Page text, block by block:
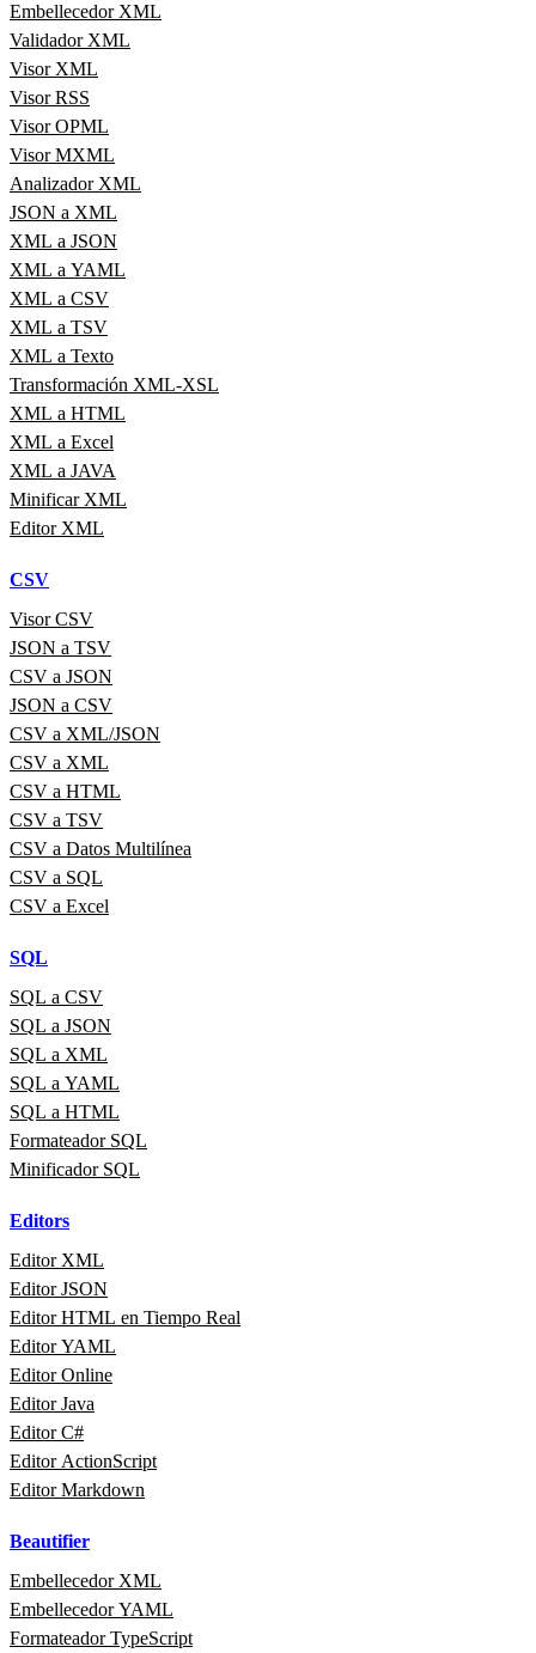
Embellecedor XML
Validador XML
Visor XML
Visor RSS
Visor OPML
Visor MXML
Analizador XML
JSON a XML
XML a JSON
XML a YAML
XML a CSV
XML a TSV
XML a Texto
Transformación XML-XSL
XML a HTML
XML a Excel
XML a JAVA
Minificar XML
Editor XML
CSV
Visor CSV
JSON a TSV
CSV a JSON
JSON a CSV
CSV a XML/JSON
CSV a XML
CSV a HTML
CSV a TSV
CSV a Datos Multilínea
CSV a SQL
CSV a Excel
SQL
SQL a CSV
SQL a JSON
SQL a XML
SQL a YAML
SQL a HTML
Formateador SQL
Minificador SQL
Editors
Editor XML
Editor JSON
Editor HTML en Tiempo Real
Editor YAML
Editor Online
Editor Java
Editor C#
Editor ActionScript
Editor Markdown
Beautifier
Embellecedor XML
Embellecedor YAML
Formateador TypeScript